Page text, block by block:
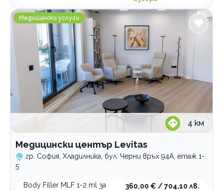
Медицински център Levitas
Медицински услуги
4 км
Медицински център Levitas
гр. София, Хладилника, бул. Черни връх 94A, етаж 1-
5
Body Filler MLF 1-2 ml за
360,00 € / 704,10 лв.